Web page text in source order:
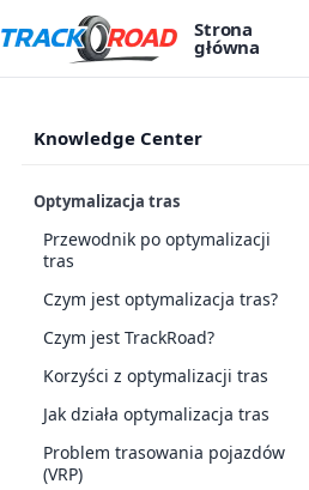
Strona
główna
Knowledge Center
Optymalizacja tras
Przewodnik po optymalizacji
tras
Czym jest optymalizacja tras?
Czym jest TrackRoad?
Korzyści z optymalizacji tras
Jak działa optymalizacja tras
Problem trasowania pojazdów
(VRP)